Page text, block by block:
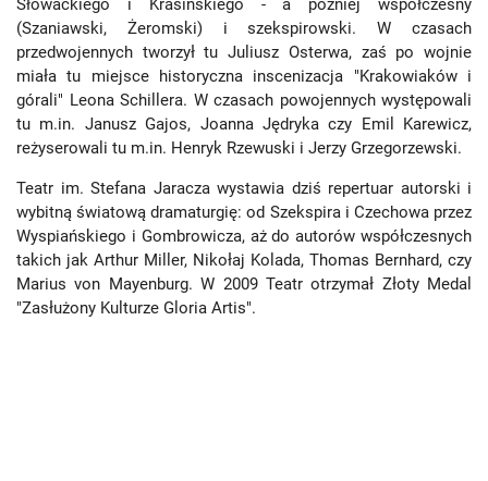
Słowackiego i Krasińskiego - a później współczesny
(Szaniawski, Żeromski) i szekspirowski. W czasach
przedwojennych tworzył tu Juliusz Osterwa, zaś po wojnie
miała tu miejsce historyczna inscenizacja "Krakowiaków i
górali" Leona Schillera. W czasach powojennych występowali
tu m.in. Janusz Gajos, Joanna Jędryka czy Emil Karewicz,
reżyserowali tu m.in. Henryk Rzewuski i Jerzy Grzegorzewski.
Teatr im. Stefana Jaracza wystawia dziś repertuar autorski i
wybitną światową dramaturgię: od Szekspira i Czechowa przez
Wyspiańskiego i Gombrowicza, aż do autorów współczesnych
takich jak Arthur Miller, Nikołaj Kolada, Thomas Bernhard, czy
Marius von Mayenburg. W 2009 Teatr otrzymał Złoty Medal
"Zasłużony Kulturze Gloria Artis".